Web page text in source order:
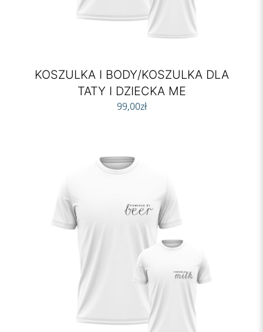
KOSZULKA I BODY/KOSZULKA DLA
TATY I DZIECKA ME
99,00zł